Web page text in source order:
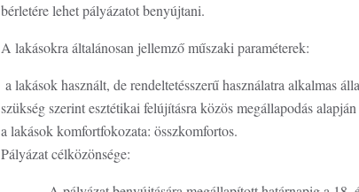
bérletére lehet pályázatot benyújtani.
A lakásokra általánosan jellemző műszaki paraméterek:
a lakások használt, de rendeltetésszerű használatra alkalmas
szükség szerint esztétikai felújításra közös megállapodás
a lakások komfortfokozata: összkomfortos.
Pályázat célközönsége: